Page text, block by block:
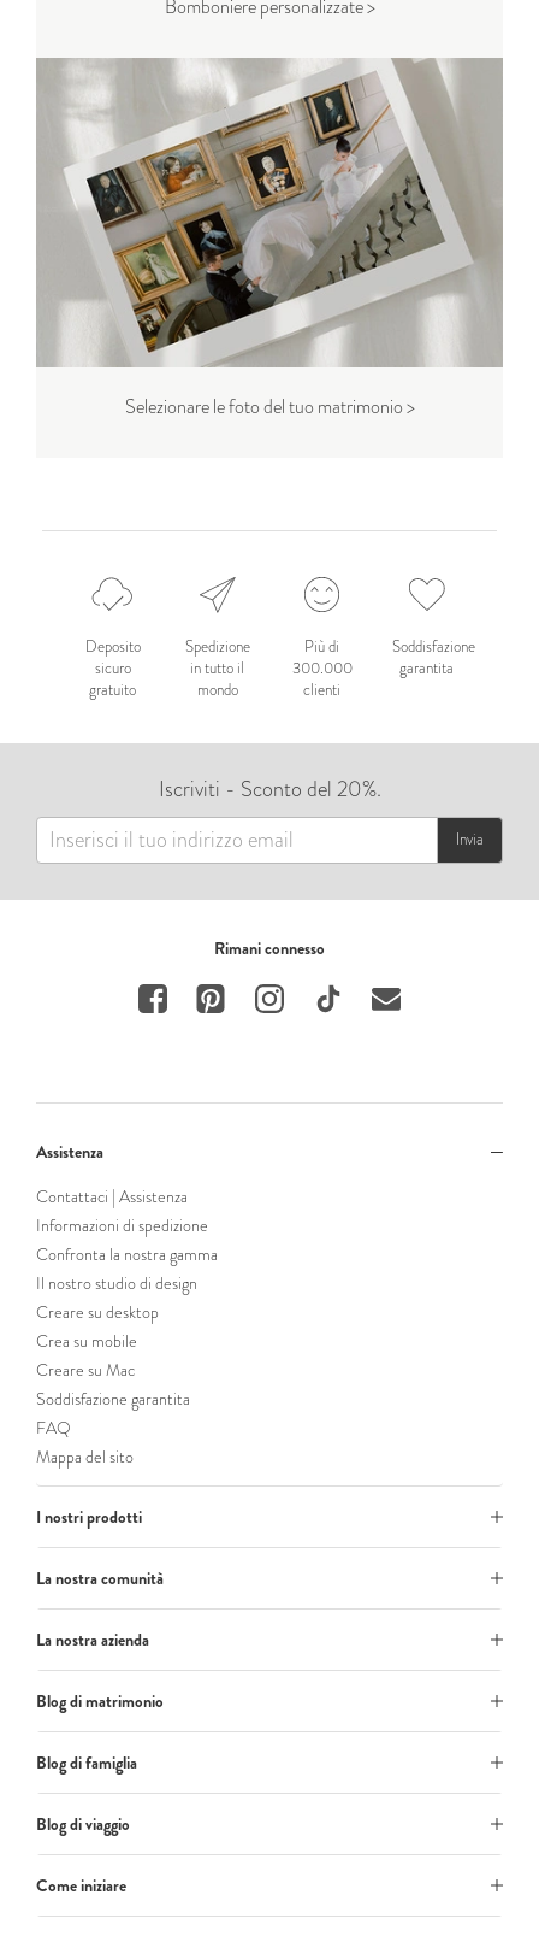
Bomboniere personalizzate >
Selezionare le foto del tuo matrimonio >
Deposito
sicuro
gratuito
Spedizione
in tutto il
mondo
Più di
300.000
clienti
Soddisfazione
garantita
Iscriviti - Sconto del 20%.
Invia
Rimani connesso
Assistenza
Contattaci | Assistenza
Informazioni di spedizione
Confronta la nostra gamma
Il nostro studio di design
Creare su desktop
Crea su mobile
Creare su Mac
Soddisfazione garantita
FAQ
Mappa del sito
I nostri prodotti
La nostra comunità
La nostra azienda
Blog di matrimonio
Blog di famiglia
Blog di viaggio
Come iniziare